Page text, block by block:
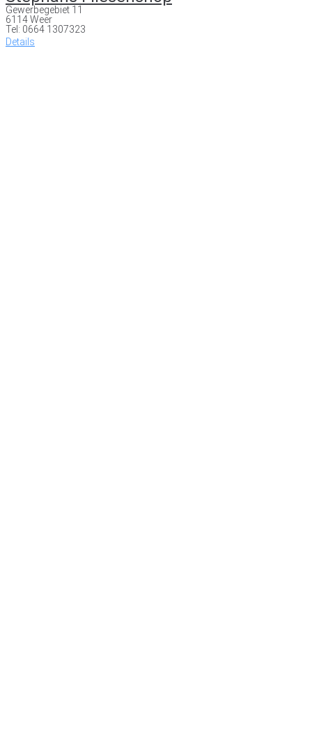
Gewerbegebiet 11
6114 Weer
Tel: 0664 1307323
Details